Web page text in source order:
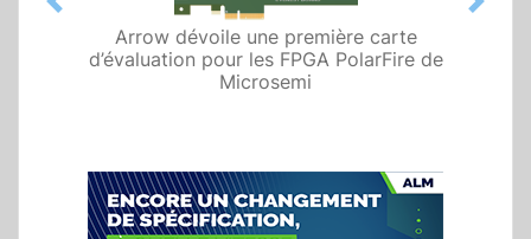
Arrow dévoile une première carte
d’évaluation pour les FPGA PolarFire de
Microsemi
Previous Next